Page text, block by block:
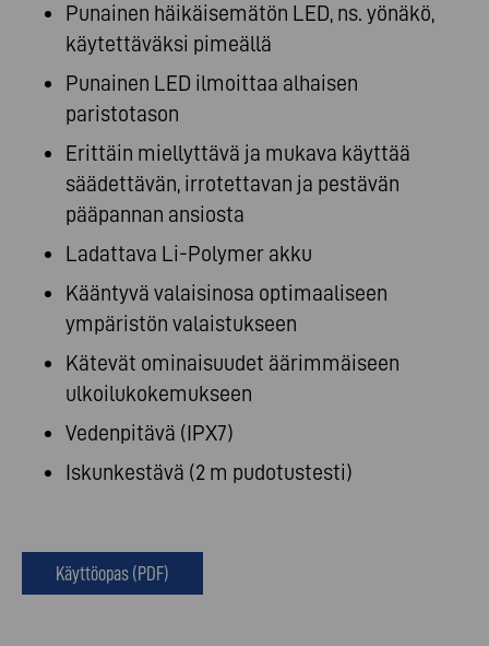
Punainen häikäisemätön LED, ns. yönäkö,
käytettäväksi pimeällä
Punainen LED ilmoittaa alhaisen
paristotason
Erittäin miellyttävä ja mukava käyttää
säädettävän, irrotettavan ja pestävän
pääpannan ansiosta
Ladattava Li-Polymer akku
Kääntyvä valaisinosa optimaaliseen
ympäristön valaistukseen
Kätevät ominaisuudet äärimmäiseen
ulkoilukokemukseen
Vedenpitävä (IPX7)
Iskunkestävä (2 m pudotustesti)
Käyttöopas (PDF)